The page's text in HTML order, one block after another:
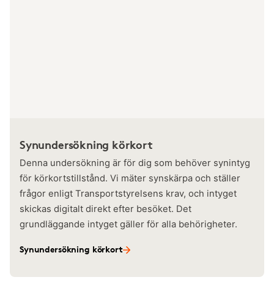
Synundersökning körkort
Denna undersökning är för dig som behöver synintyg
för körkortstillstånd. Vi mäter synskärpa och ställer
frågor enligt Transportstyrelsens krav, och intyget
skickas digitalt direkt efter besöket. Det
grundläggande intyget gäller för alla behörigheter.
Synundersökning körkort